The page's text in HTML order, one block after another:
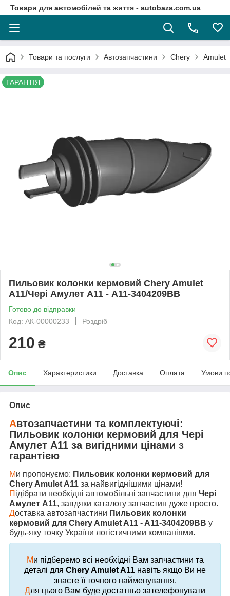
Товари для автомобілей та життя - autobaza.com.ua
Товари та послуги Автозапчастини Chery Amulet
ГАРАНТІЯ
Пильовик колонки кермовий Chery Amulet
A11/Чері Амулет А11 - A11-3404209BB
Готово до відправки
Код: АК-00000233
Роздріб
210 ₴
Опис Характеристики Доставка Оплата Умови
Опис
Автозапчастини та комплектуючі:
Пильовик колонки кермовий для Чері
Амулет А11 за вигідними цінами з
гарантією
Ми пропонуємо: Пильовик колонки кермовий для
Chery Amulet A11 за найвигіднішими цінами!
П ідібрати необхідні автомобільні запчастини для Чері
Амулет А11, завдяки каталогу запчастин дуже просто.
Доставка автозапчастини Пильовик колонки
кермовий для Chery Amulet A11 - A11-3404209BB у
будь-яку точку України логістичними компаніями.
Ми підберемо всі необхідні Вам запчастини та
деталі для Chery Amulet A11 навіть якщо Ви не
знаєте її точного найменування.
Для цього Вам буде достатньо зателефонувати